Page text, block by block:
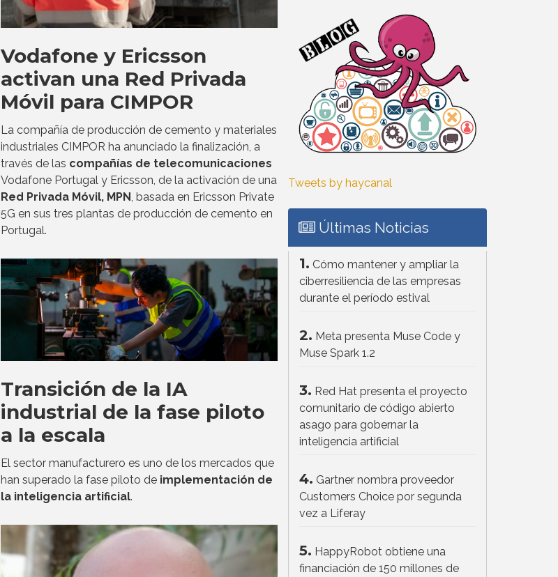
Vodafone y Ericsson
activan una Red Privada
Móvil para CIMPOR
La compañía de producción de cemento y materiales
industriales CIMPOR ha anunciado la finalización, a
través de las compañías de telecomunicaciones
Vodafone Portugal y Ericsson, de la activación de una
Red Privada Móvil, MPN, basada en Ericsson Private
5G en sus tres plantas de producción de cemento en
Portugal.
Transición de la IA
industrial de la fase piloto
a la escala
El sector manufacturero es uno de los mercados que
han superado la fase piloto de implementación de
la inteligencia artificial.
Tweets by haycanal
Últimas Noticias
1. Cómo mantener y ampliar la
ciberresiliencia de las empresas
durante el período estival
2. Meta presenta Muse Code y
Muse Spark 1.2
3. Red Hat presenta el proyecto
comunitario de código abierto
asago para gobernar la
inteligencia artificial
4. Gartner nombra proveedor
Customers Choice por segunda
vez a Liferay
5. HappyRobot obtiene una
financiación de 150 millones de